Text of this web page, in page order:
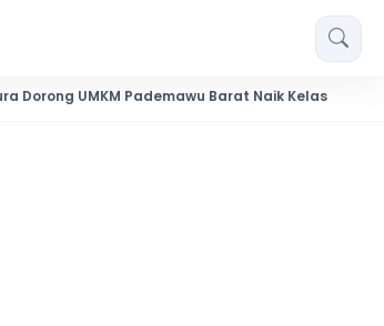
UMKM Pademawu Barat Naik Kelas